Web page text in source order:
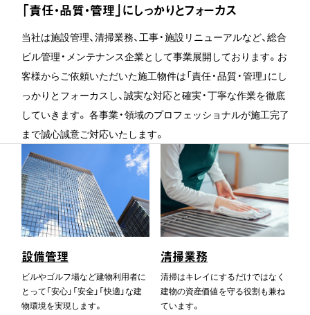
〒452-0901
愛知県清須市阿原神門1
アクティブ神門E号
TEL:052-700-8547
FAX:052-400-8840
プライバシーポリシー
採用情報
お問い合わせ
「責任・品質・管理」にしっかりとフォーカス
当社は施設管理、清掃業務、工事・施設リニューアルなど、総合
ビル管理・メンテナンス企業として事業展開しております。お
客様からご依頼いただいた施工物件は「責任・品質・管理」にし
っかりとフォーカスし、誠実な対応と確実・丁寧な作業を徹底
していきます。 各事業・領域のプロフェッショナルが施工完了
まで誠心誠意ご対応いたします。
設備管理
ビルやゴルフ場など建物利用者に
とって「安心」「安全」「快適」な建
物環境を実現します。
清掃業務
清掃はキレイにするだけではなく
建物の資産価値を守る役割も兼ね
ています。